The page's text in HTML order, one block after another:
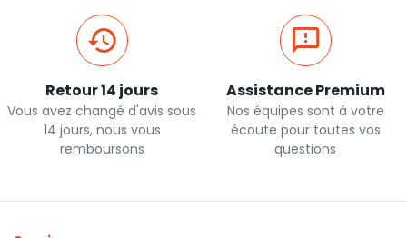
Retour 14 jours
Vous avez changé d'avis sous
14 jours, nous vous
remboursons
Assistance Premium
Nos équipes sont à votre
écoute pour toutes vos
questions